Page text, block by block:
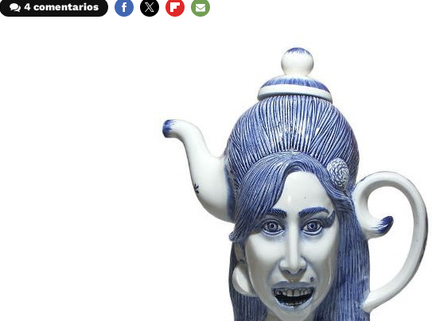
4 comentarios